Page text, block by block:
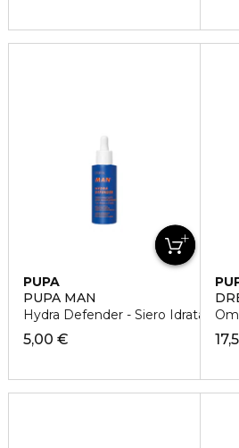
PUPA
PUPA MAN
Hydra Defender - Siero Idratante
5,00 €